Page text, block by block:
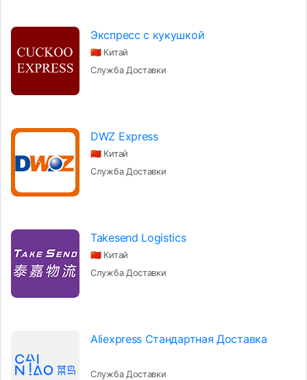
Экспресс с кукушкой
🇨🇳 Китай
Служба Доставки
DWZ Express
🇨🇳 Китай
Служба Доставки
Takesend Logistics
🇨🇳 Китай
Служба Доставки
Aliexpress Стандартная Доставка
Служба Доставки